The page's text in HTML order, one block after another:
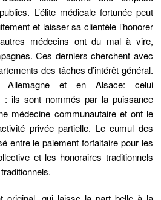
L’élite médicale fortunée peut
et laisser sa clientèle l’honorer
médecins ont du mal à vire,
Ces derniers cherchent avec
des tâches d’intérêt général.
et en Alsace: celui
: ils sont nommés par la puissance
médecine communautaire et ont le
privée partielle. Le cumul des
entre le paiement forfaitaire pour les
et les honoraires traditionnels